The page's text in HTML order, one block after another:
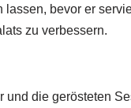
bevor er
zu verbessern.
die gerösteten